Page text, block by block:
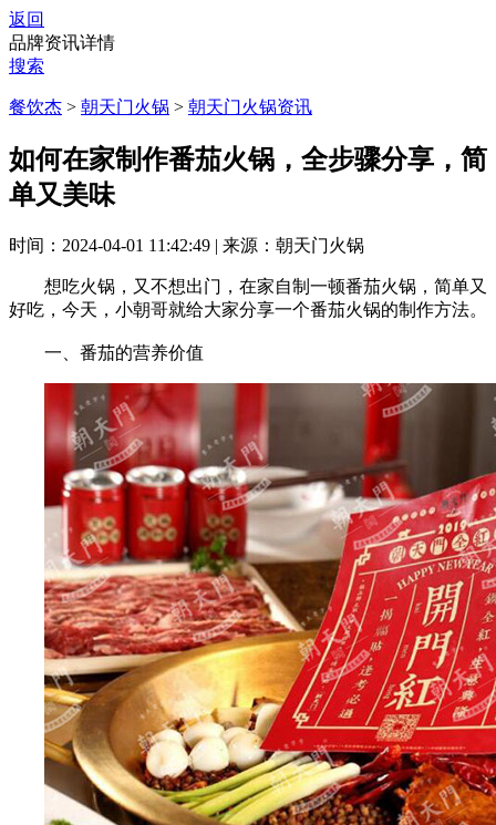
返回
品牌资讯详情
搜索
餐饮杰 > 朝天门火锅 > 朝天门火锅资讯
如何在家制作番茄火锅，全步骤分享，简
单又美味
时间：2024-04-01 11:42:49 | 来源：朝天门火锅
想吃火锅，又不想出门，在家自制一顿番茄火锅，简单又
好吃，今天，小朝哥就给大家分享一个番茄火锅的制作方法。
一、番茄的营养价值